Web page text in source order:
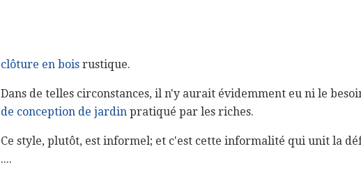
clôture en bois rustique.
Dans de telles circonstances, il n'y aurait évidemment eu ni le
de conception de jardin pratiqué par les riches.
Ce style, plutôt, est informel; et c'est cette informalité qui unit la
....